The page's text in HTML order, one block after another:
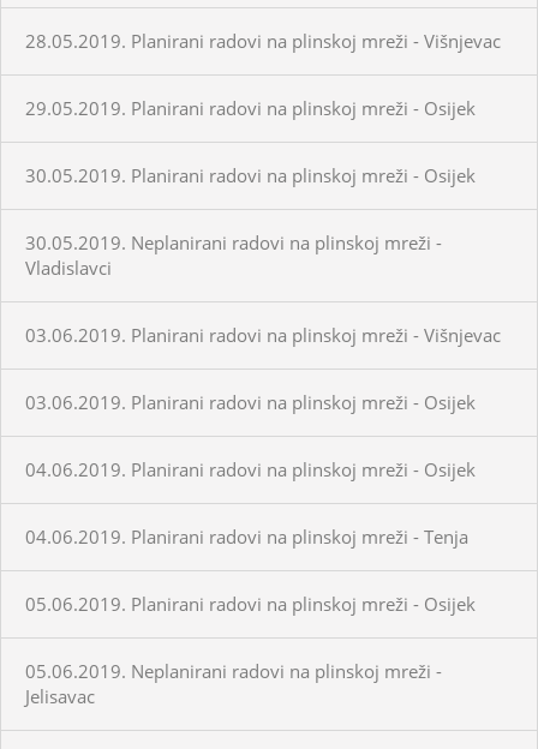
28.05.2019. Planirani radovi na plinskoj mreži - Višnjevac
29.05.2019. Planirani radovi na plinskoj mreži - Osijek
30.05.2019. Planirani radovi na plinskoj mreži - Osijek
30.05.2019. Neplanirani radovi na plinskoj mreži -
Vladislavci
03.06.2019. Planirani radovi na plinskoj mreži - Višnjevac
03.06.2019. Planirani radovi na plinskoj mreži - Osijek
04.06.2019. Planirani radovi na plinskoj mreži - Osijek
04.06.2019. Planirani radovi na plinskoj mreži - Tenja
05.06.2019. Planirani radovi na plinskoj mreži - Osijek
05.06.2019. Neplanirani radovi na plinskoj mreži -
Jelisavac